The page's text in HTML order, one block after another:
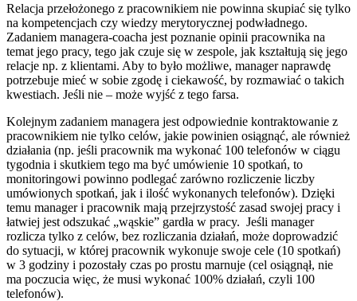
Relacja przełożonego z pracownikiem nie powinna skupiać się tylko
na kompetencjach czy wiedzy merytorycznej podwładnego.
Zadaniem managera-coacha jest poznanie opinii pracownika na
temat jego pracy, tego jak czuje się w zespole, jak kształtują się jego
relacje np. z klientami. Aby to było możliwe, manager naprawdę
potrzebuje mieć w sobie zgodę i ciekawość, by rozmawiać o takich
kwestiach. Jeśli nie – może wyjść z tego farsa.
Kolejnym zadaniem managera jest odpowiednie kontraktowanie z
pracownikiem nie tylko celów, jakie powinien osiągnąć, ale również
działania (np. jeśli pracownik ma wykonać 100 telefonów w ciągu
tygodnia i skutkiem tego ma być umówienie 10 spotkań, to
monitoringowi powinno podlegać zarówno rozliczenie liczby
umówionych spotkań, jak i ilość wykonanych telefonów). Dzięki
temu manager i pracownik mają przejrzystość zasad swojej pracy i
łatwiej jest odszukać „wąskie” gardła w pracy. Jeśli manager
rozlicza tylko z celów, bez rozliczania działań, może doprowadzić
do sytuacji, w której pracownik wykonuje swoje cele (10 spotkań)
w 3 godziny i pozostały czas po prostu marnuje (cel osiągnął, nie
ma poczucia więc, że musi wykonać 100% działań, czyli 100
telefonów).